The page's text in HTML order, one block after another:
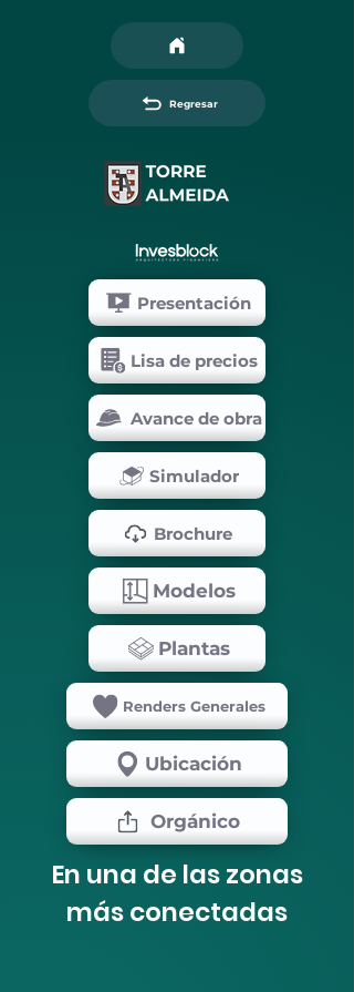
Regresar
Presentación
Lisa de precios
Avance de obra
Simulador
Brochure
Modelos
Plantas
Renders Generales
Ubicación
Orgánico
En una de las zonas
más conectadas